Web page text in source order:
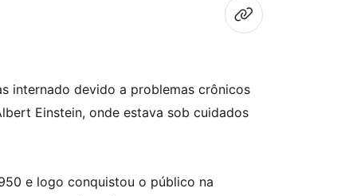
internado devido a problemas crônicos
Einstein, onde estava sob cuidados
e logo conquistou o público na